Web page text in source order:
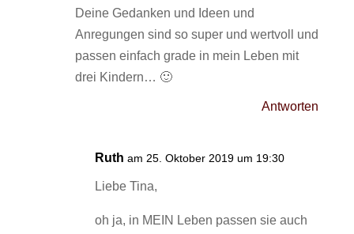
Deine Gedanken und Ideen und
Anregungen sind so super und wertvoll und
passen einfach grade in mein Leben mit
drei Kindern… 🙂
Antworten
Ruth am 25. Oktober 2019 um 19:30
Liebe Tina,
oh ja, in MEIN Leben passen sie auch